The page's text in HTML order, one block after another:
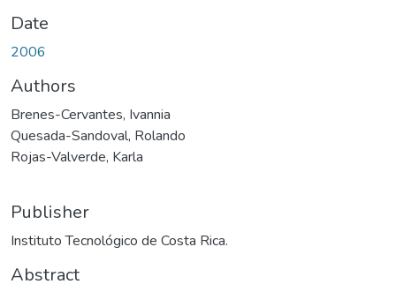
Date
2006
Authors
Brenes-Cervantes, Ivannia
Quesada-Sandoval, Rolando
Rojas-Valverde, Karla
Publisher
Instituto Tecnológico de Costa Rica.
Abstract